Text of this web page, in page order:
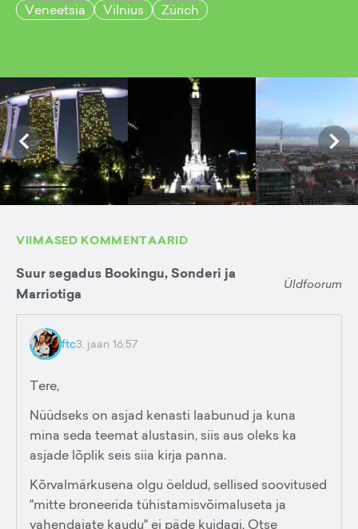
Veneetsia
Vilnius Zürich
VIIMASED KOMMENTAARID
Suur segadus Bookingu, Sonderi ja
Marriotiga
Üldfoorum
ftc3. jaan 16:57
Tere,
Nüüdseks on asjad kenasti laabunud ja kuna
mina seda teemat alustasin, siis aus oleks ka
asjade lõplik seis siia kirja panna.
Kõrvalmärkusena olgu öeldud, sellised soovitused
"mitte broneerida tühistamisvõimaluseta ja
vahendajate kaudu" ei päde kuidagi. Otse